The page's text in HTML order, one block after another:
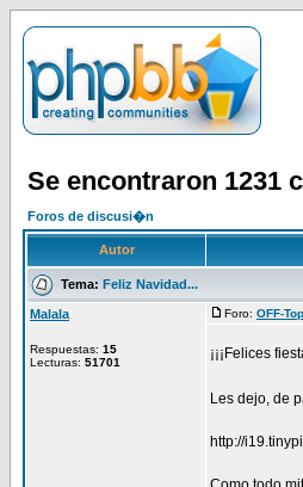
Se encontraron 1231
Foros de discusi�n
Autor
Tema: Feliz Navidad...
Malala
Respuestas: 15
Lecturas: 51701
Foro: OFF-
¡¡¡Felices
Les dejo, de
http://